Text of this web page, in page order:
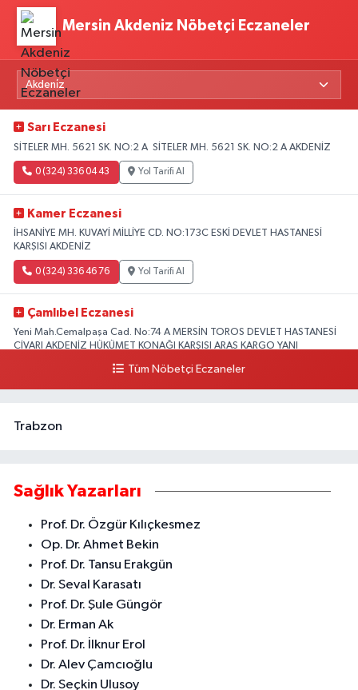
Mersin Akdeniz Nöbetçi Eczaneler
Sarı Eczanesi
SİTELER MH. 5621 SK. NO:2 A SİTELER MH. 5621 SK. NO:2 A AKDENİZ
0 (324) 336 04 43 Yol Tarifi Al
Kamer Eczanesi
İHSANİYE MH. KUVAYİ MİLLİYE CD. NO:173C ESKİ DEVLET HASTANESİ
KARŞISI AKDENİZ
0 (324) 336 46 76 Yol Tarifi Al
Çamlıbel Eczanesi
Yeni Mah.Cemalpaşa Cad. No:74 A MERSİN TOROS DEVLET HASTANESİ
CİVARI AKDENİZ HÜKÜMET KONAĞI KARŞISI ARAS KARGO YANI
Yol Tarifi Al
Tüm Nöbetçi Eczaneler
Trabzon
Sağlık Yazarları
Prof. Dr. Özgür Kılıçkesmez
Op. Dr. Ahmet Bekin
Prof. Dr. Tansu Erakgün
Dr. Seval Karasatı
Prof. Dr. Şule Güngör
Dr. Erman Ak
Prof. Dr. İlknur Erol
Dr. Alev Çamcıoğlu
Dr. Seçkin Ulusoy